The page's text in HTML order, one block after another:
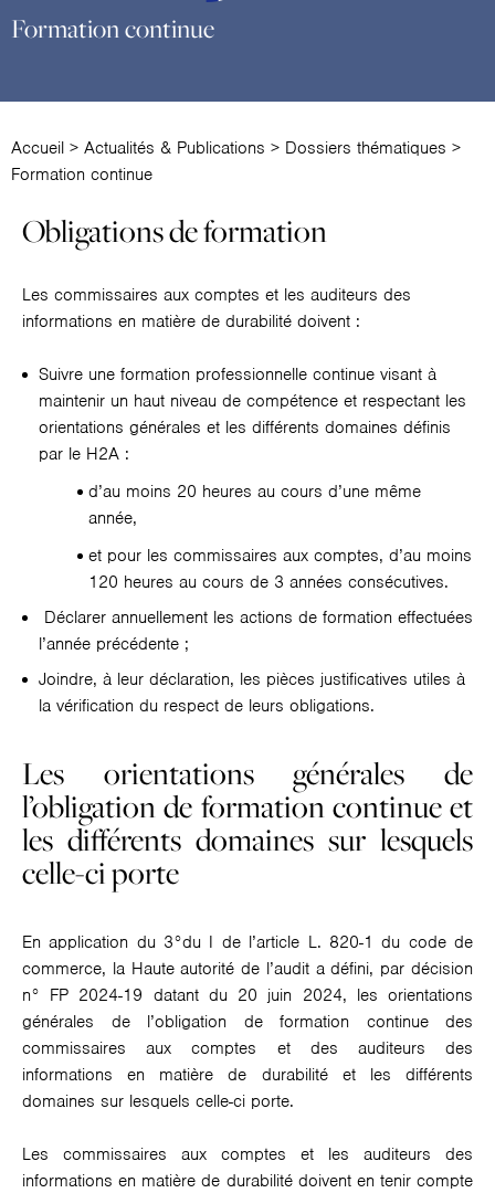
Formation continue
Accueil > Actualités & Publications > Dossiers thématiques >
Formation continue
Obligations de formation
Les commissaires aux comptes et les auditeurs des
informations en matière de durabilité doivent :
Suivre une formation professionnelle continue visant à
maintenir un haut niveau de compétence et respectant les
orientations générales et les différents domaines définis
par le H2A :
d’au moins 20 heures au cours d’une même
année,
et pour les commissaires aux comptes, d’au moins
120 heures au cours de 3 années consécutives.
Déclarer annuellement les actions de formation effectuées
l’année précédente ;
Joindre, à leur déclaration, les pièces justificatives utiles à
la vérification du respect de leurs obligations.
Les orientations générales de
l’obligation de formation continue et
les différents domaines sur lesquels
celle-ci porte
En application du 3°du I de l’article L. 820-1 du code de
commerce, la Haute autorité de l’audit a défini, par décision
n° FP 2024-19 datant du 20 juin 2024, les orientations
générales de l’obligation de formation continue des
commissaires aux comptes et des auditeurs des
informations en matière de durabilité et les différents
domaines sur lesquels celle-ci porte.
Les commissaires aux comptes et les auditeurs des
informations en matière de durabilité doivent en tenir compte